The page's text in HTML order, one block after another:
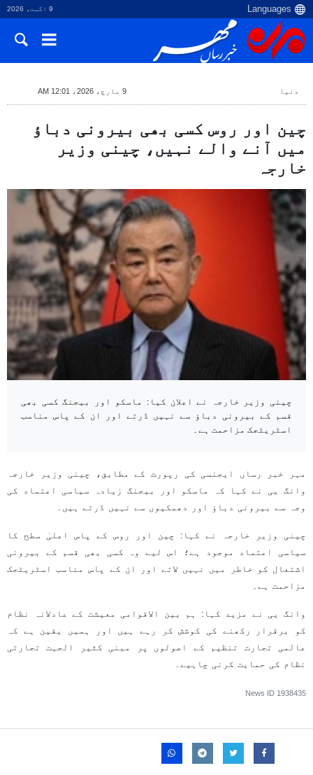
9 اگست، 2026
دنیا 9 مارچ، 2026، 12:01 AM
چین اور روس کسی بھی بیرونی دباؤ
میں آنے والے نہیں، چینی وزیر
خارجہ
چینی وزیر خارجہ نے اعلان کیا: ماسکو اور بیجنگ کسی بھی
قسم کے بیرونی دباؤ سے نہیں ڈرتے اور ان کے پاس مناسب
اسٹریٹجک مزاحمت ہے۔
مہر خبر رساں ایجنسی کی رپورٹ کے مطابق، چینی وزیر خارجہ
وانگ یی نے کہا کہ ماسکو اور بیجنگ زیادہ سیاسی اعتماد کی
وجہ سے بیرونی دباؤ اور دھمکیوں سے نہیں ڈرتے ہیں۔
چینی وزیر خارجہ نے کہا: چین اور روس کے پاس اعلیٰ سطح کا
سیاسی اعتماد موجود ہے؛ اس لیے وہ کسی بھی قسم کے بیرونی
اشتعال کو خاطر میں نہیں لاتے اور ان کے پاس مناسب اسٹریٹجک
مزاحمت ہے۔
وانگ یی نے مزید کہا: ہم بین الاقوامی معیشت کے عادلانہ نظام
کو برقرار رکھنے کی کوشش کر رہے ہیں اور ہمیں یقین ہے کہ
عالمی تجارت تنظیم کے اصولوں پر مبنی کثیر الجہت تجارتی
نظام کی حمایت کرنی چاہیے۔
News ID 1938435